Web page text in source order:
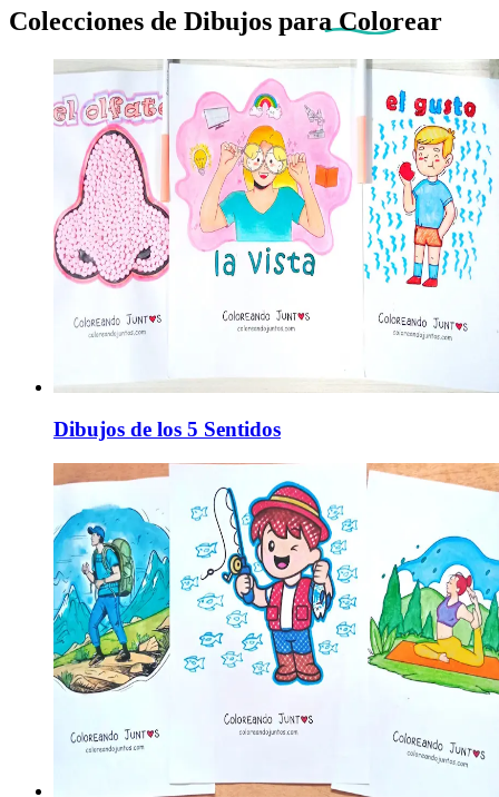
Colecciones de Dibujos para Colorear
Dibujos de los 5 Sentidos